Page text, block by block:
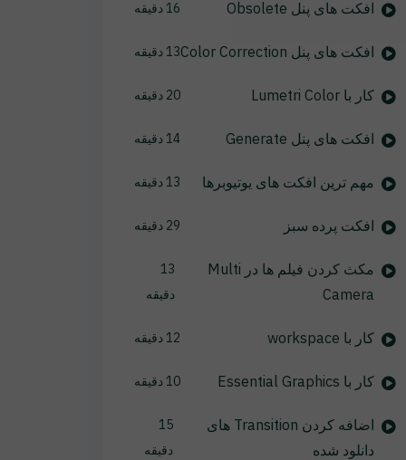
افکت های پنل Obsolete 16 دقیقه
افکت های پنل Color Correction 13 دقیقه
کار با Lumetri Color 20 دقیقه
افکت های پنل Generate 14 دقیقه
مهم ترین افکت های یوتیوبرها 13 دقیقه
افکت پرده سبز 29 دقیقه
مکث کردن فیلم ها در Multi
Camera
13
دقیقه
کار با workspace 12 دقیقه
کار با Essential Graphics 10 دقیقه
اضافه کردن Transition های
دانلود شده
15
دقیقه